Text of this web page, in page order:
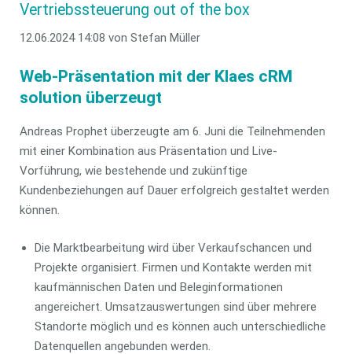
Vertriebssteuerung out of the box
12.06.2024 14:08 von Stefan Müller
Web-Präsentation mit der Klaes cRM
solution überzeugt
Andreas Prophet überzeugte am 6. Juni die Teilnehmenden
mit einer Kombination aus Präsentation und Live-
Vorführung, wie bestehende und zukünftige
Kundenbeziehungen auf Dauer erfolgreich gestaltet werden
können.
Die Marktbearbeitung wird über Verkaufschancen und
Projekte organisiert. Firmen und Kontakte werden mit
kaufmännischen Daten und Beleginformationen
angereichert. Umsatzauswertungen sind über mehrere
Standorte möglich und es können auch unterschiedliche
Datenquellen angebunden werden.